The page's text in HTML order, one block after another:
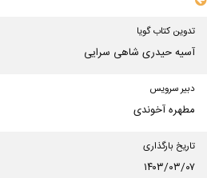
تدوین کتاب گویا
آسیه حیدری شاهی سرایی
دبیر سرویس
مطهره آخوندی
تاریخ بارگذاری
۱۴۰۳/۰۳/۰۷